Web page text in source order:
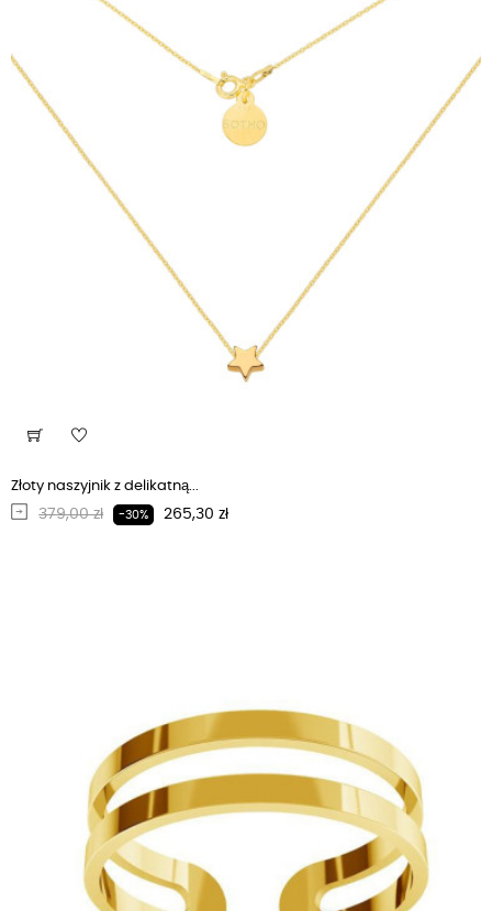
Złoty naszyjnik z delikatną...
Regularna cena
379,00 zł -30% Cena
265,30 zł